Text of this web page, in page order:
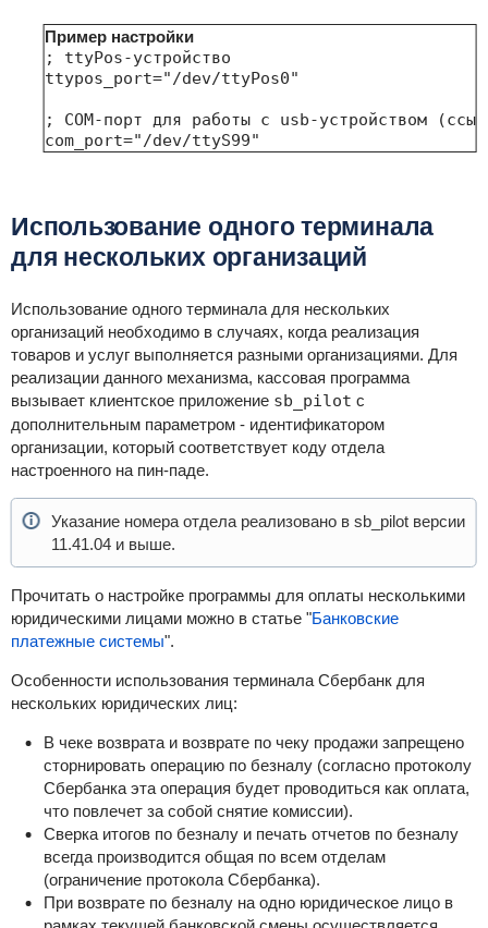
Пример настройки
; ttyPos-устройство
ttypos_port="/dev/ttyPos0"
; COM-порт для работы с usb-устройством
com_port="/dev/ttyS99"
Использование одного терминала
для нескольких организаций
Использование одного терминала для нескольких
организаций необходимо в случаях, когда реализация
товаров и услуг выполняется разными организациями. Для
реализации данного механизма, кассовая программа
вызывает клиентское приложение sb_pilot с
дополнительным параметром - идентификатором
организации, который соответствует коду отдела
настроенного на пин-паде.
Указание номера отдела реализовано в sb_pilot версии
11.41.04 и выше.
Прочитать о настройке программы для оплаты несколькими
юридическими лицами можно в статье "Банковские
платежные системы".
Особенности использования терминала Сбербанк для
нескольких юридических лиц:
В чеке возврата и возврате по чеку продажи запрещено
сторнировать операцию по безналу (согласно протоколу
Сбербанка эта операция будет проводиться как оплата,
что повлечет за собой снятие комиссии).
Сверка итогов по безналу и печать отчетов по безналу
всегда производится общая по всем отделам
(ограничение протокола Сбербанка).
При возврате по безналу на одно юридическое лицо в